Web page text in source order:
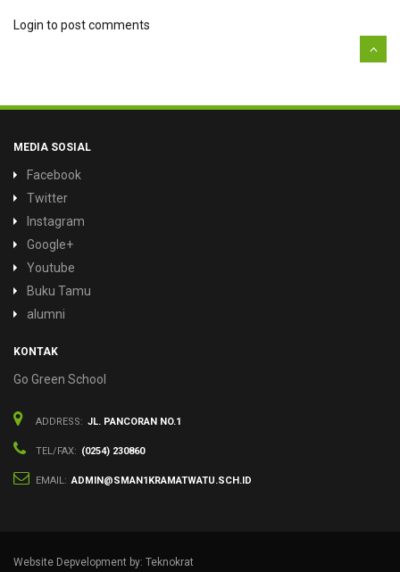
Login to post comments
MEDIA SOSIAL
Facebook
Twitter
Instagram
Google+
Youtube
Buku Tamu
alumni
KONTAK
Go Green School
ADDRESS: JL. PANCORAN NO.1
TEL/FAX: (0254) 230860
EMAIL: ADMIN@SMAN1KRAMATWATU.SCH.ID
Website Depvelopment by: Teknokrat